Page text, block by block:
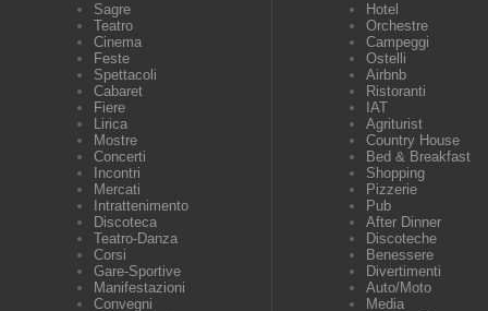
Sagre
Teatro
Cinema
Feste
Spettacoli
Cabaret
Fiere
Lirica
Mostre
Concerti
Incontri
Mercati
Intrattenimento
Discoteca
Teatro-Danza
Corsi
Gare-Sportive
Manifestazioni
Convegni
Hotel
Orchestre
Campeggi
Ostelli
Airbnb
Ristoranti
IAT
Agriturist
Country House
Bed & Breakfast
Shopping
Pizzerie
Pub
After Dinner
Discoteche
Benessere
Divertimenti
Auto/Moto
Media